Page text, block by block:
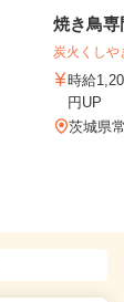
焼き鳥専
炭火くし
時給
円UP
茨城県